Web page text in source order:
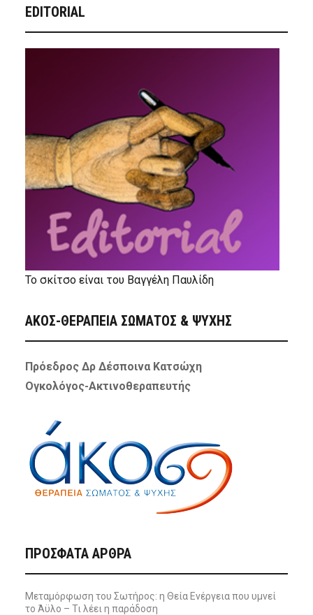
EDITORIAL
Το σκίτσο είναι του Βαγγέλη Παυλίδη
ΑΚΟΣ-ΘΕΡΑΠΕΙΑ ΣΩΜΑΤΟΣ & ΨΥΧΗΣ
Πρόεδρος Δρ Δέσποινα Κατσώχη
Ογκολόγος-Ακτινοθεραπευτής
ΠΡΌΣΦΑΤΑ ΆΡΘΡΑ
Μεταμόρφωση του Σωτήρος: η Θεία Ενέργεια που υμνεί
το Άϋλο – Τι λέει η παράδοση